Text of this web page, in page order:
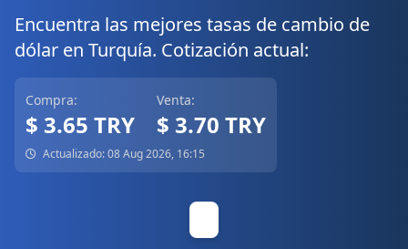
Encuentra las mejores tasas de cambio de
dólar en Turquía. Cotización actual:
Compra:
$ 3.65 TRY
Venta:
$ 3.70 TRY
Actualizado: 08 Aug 2026, 16:15